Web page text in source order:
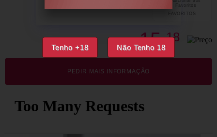
Tenho +18 Não Tenho 18
FAVORITOS
€15,18
PEDIR MAIS INFORMAÇÃO